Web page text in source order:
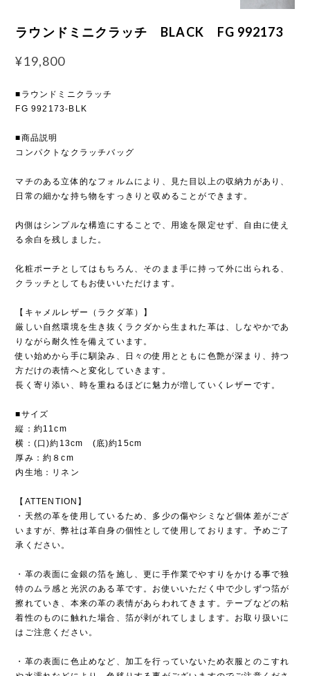
ラウンドミニクラッチ BLACK FG 992173
¥19,800
■ラウンドミニクラッチ
FG 992173-BLK
■商品説明
コンパクトなクラッチバッグ
マチのある立体的なフォルムにより、見た目以上の収納力があり、
日常の細かな持ち物をすっきりと収めることができます。
内側はシンプルな構造にすることで、用途を限定せず、自由に使え
る余白を残しました。
化粧ポーチとしてはもちろん、そのまま手に持って外に出られる、
クラッチとしてもお使いいただけます。
【キャメルレザー（ラクダ革）】
厳しい自然環境を生き抜くラクダから生まれた革は、しなやかであ
りながら耐久性を備えています。
使い始めから手に馴染み、日々の使用とともに色艶が深まり、持つ
方だけの表情へと変化していきます。
長く寄り添い、時を重ねるほどに魅力が増していくレザーです。
■サイズ
縦：約11cm
横：(口)約13cm (底)約15cm
厚み：約８cm
内生地：リネン
【ATTENTION】
・天然の革を使用しているため、多少の傷やシミなど個体差がござ
いますが、弊社は革自身の個性として使用しております。予めご了
承ください。
・革の表面に金銀の箔を施し、更に手作業でやすりをかける事で独
特のムラ感と光沢のある革です。お使いいただく中で少しずつ箔が
擦れていき、本来の革の表情があらわれてきます。テープなどの粘
着性のものに触れた場合、箔が剥がれてしまします。お取り扱いに
はご注意ください。
・革の表面に色止めなど、加工を行っていないため衣服とのこすれ